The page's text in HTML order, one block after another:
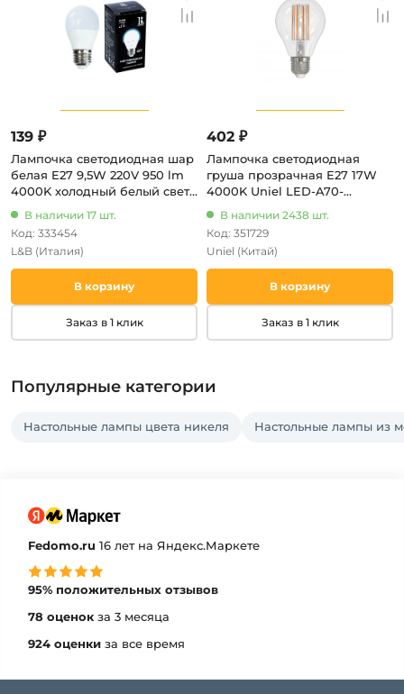
139 ₽
Лампочка светодиодная шар
белая E27 9,5W 220V 950 lm
4000K холодный белый свет
В наличии 17 шт.
Код: 333454
L&B (Италия)
В корзину
Заказ в 1 клик
402 ₽
Лампочка светодиодная
груша прозрачная E27 17W
4000K Uniel LED-A70-
В наличии 2438 шт.
Код: 351729
Uniel (Китай)
В корзину
Заказ в 1 клик
Популярные категории
Настольные лампы цвета никеля Настольные лампы из
Fedomo.ru 16 лет на Яндекс.Маркете
95% положительных отзывов
78 оценок за 3 месяца
924 оценки за все время